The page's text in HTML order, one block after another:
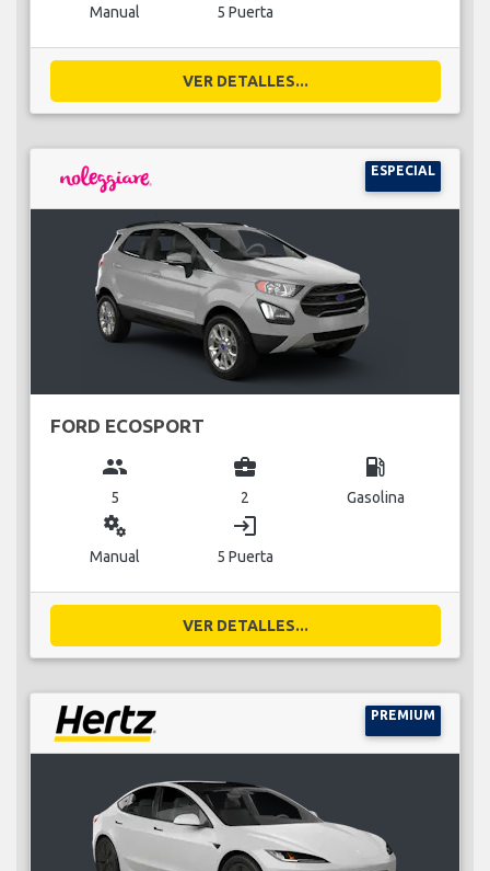
Manual 5 Puerta
VER DETALLES...
ESPECIAL
FORD ECOSPORT
group
5
business_center
2
local_gas_station
Gasolina
miscellaneous_services
Manual
login
5 Puerta
VER DETALLES...
PREMIUM